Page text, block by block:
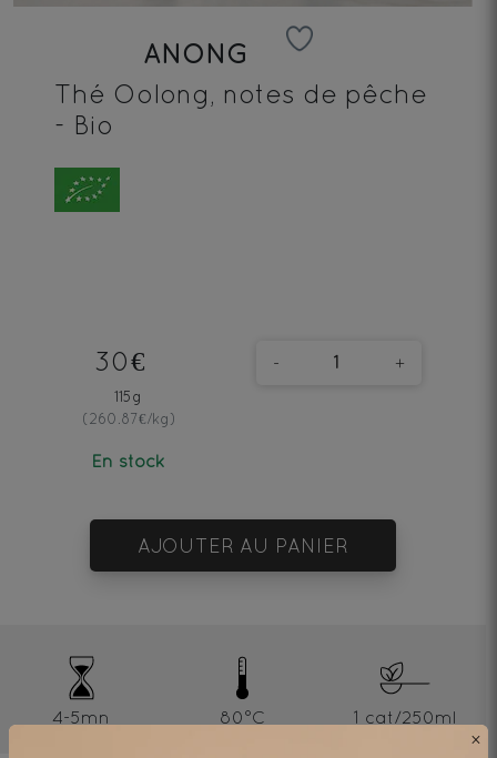
ANONG
Thé Oolong, notes de pêche
- Bio
30€
115g
(260.87€/kg)
En stock
- +
AJOUTER AU PANIER
4-5mn 80°C 1 cat/250ml
×